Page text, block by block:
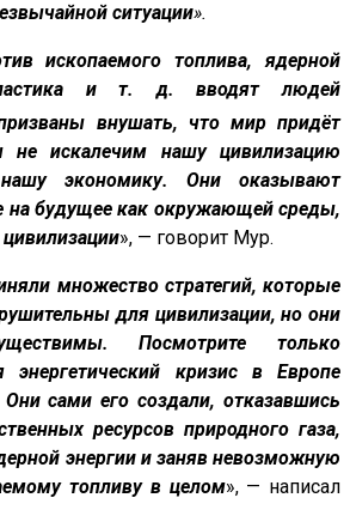
ситуации».
ископаемого топлива, ядерной
и т. д. вводят людей
внушать, что мир придёт
искалечим нашу цивилизацию
экономику. Они оказывают
на будущее как окружающей среды,
», — говорит Мур.
множество стратегий, которые
для цивилизации, но они
Посмотрите только
энергетический кризис в Европе
сами его создали, отказавшись
ресурсов природного газа,
энергии и заняв невозможную
топливу в целом», — написал